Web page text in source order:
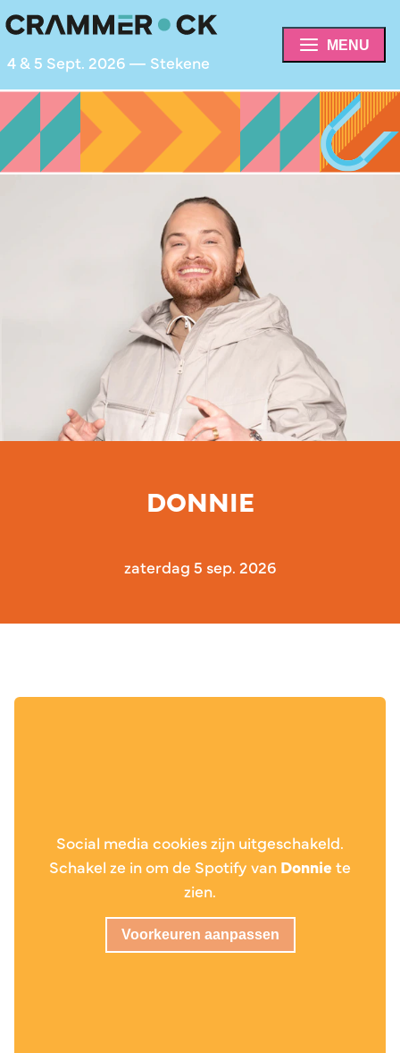
4 & 5 Sept. 2026 — Stekene
MENU
DONNIE
zaterdag 5 sep. 2026
Social media cookies zijn uitgeschakeld.
Schakel ze in om de Spotify van Donnie te
zien.
Voorkeuren aanpassen